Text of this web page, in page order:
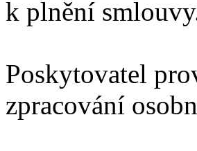
k plnění
Poskytovatel
zpracování